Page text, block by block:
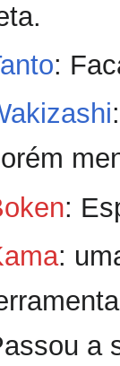
:
:
:
a